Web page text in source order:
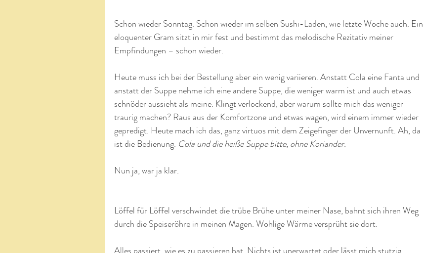
Schon wieder Sonntag. Schon wieder im selben Sushi-Laden, wie letzte Woche auch. Ein
eloquenter Gram sitzt in mir fest und bestimmt das melodische Rezitativ meiner
Empfindungen – schon wieder.
Heute muss ich bei der Bestellung aber ein wenig variieren. Anstatt Cola eine Fanta und
anstatt der Suppe nehme ich eine andere Suppe, die weniger warm ist und auch etwas
schnöder aussieht als meine. Klingt verlockend, aber warum sollte mich das weniger
traurig machen? Raus aus der Komfortzone und etwas wagen, wird einem immer wieder
gepredigt. Heute mach ich das, ganz virtuos mit dem Zeigefinger der Unvernunft. Ah, da
ist die Bedienung. Cola und die heiße Suppe bitte, ohne Koriander.
Nun ja, war ja klar.
Löffel für Löffel verschwindet die trübe Brühe unter meiner Nase, bahnt sich ihren Weg
durch die Speiseröhre in meinen Magen. Wohlige Wärme versprüht sie dort.
Alles passiert, wie es zu passieren hat. Nichts ist unerwartet oder lässt mich stutzig